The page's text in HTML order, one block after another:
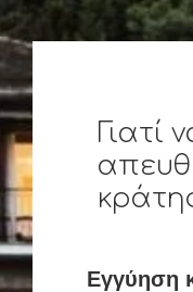
Γιατί
Εγγύηση